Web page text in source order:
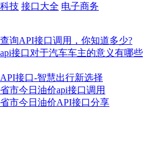
技 接口大全 电子商务
询API接口调用，你知道多少?
接口对于汽车车主的意义有哪些
接口-智慧出行新选择
市今日油价api接口调用
市今日油价API接口分享